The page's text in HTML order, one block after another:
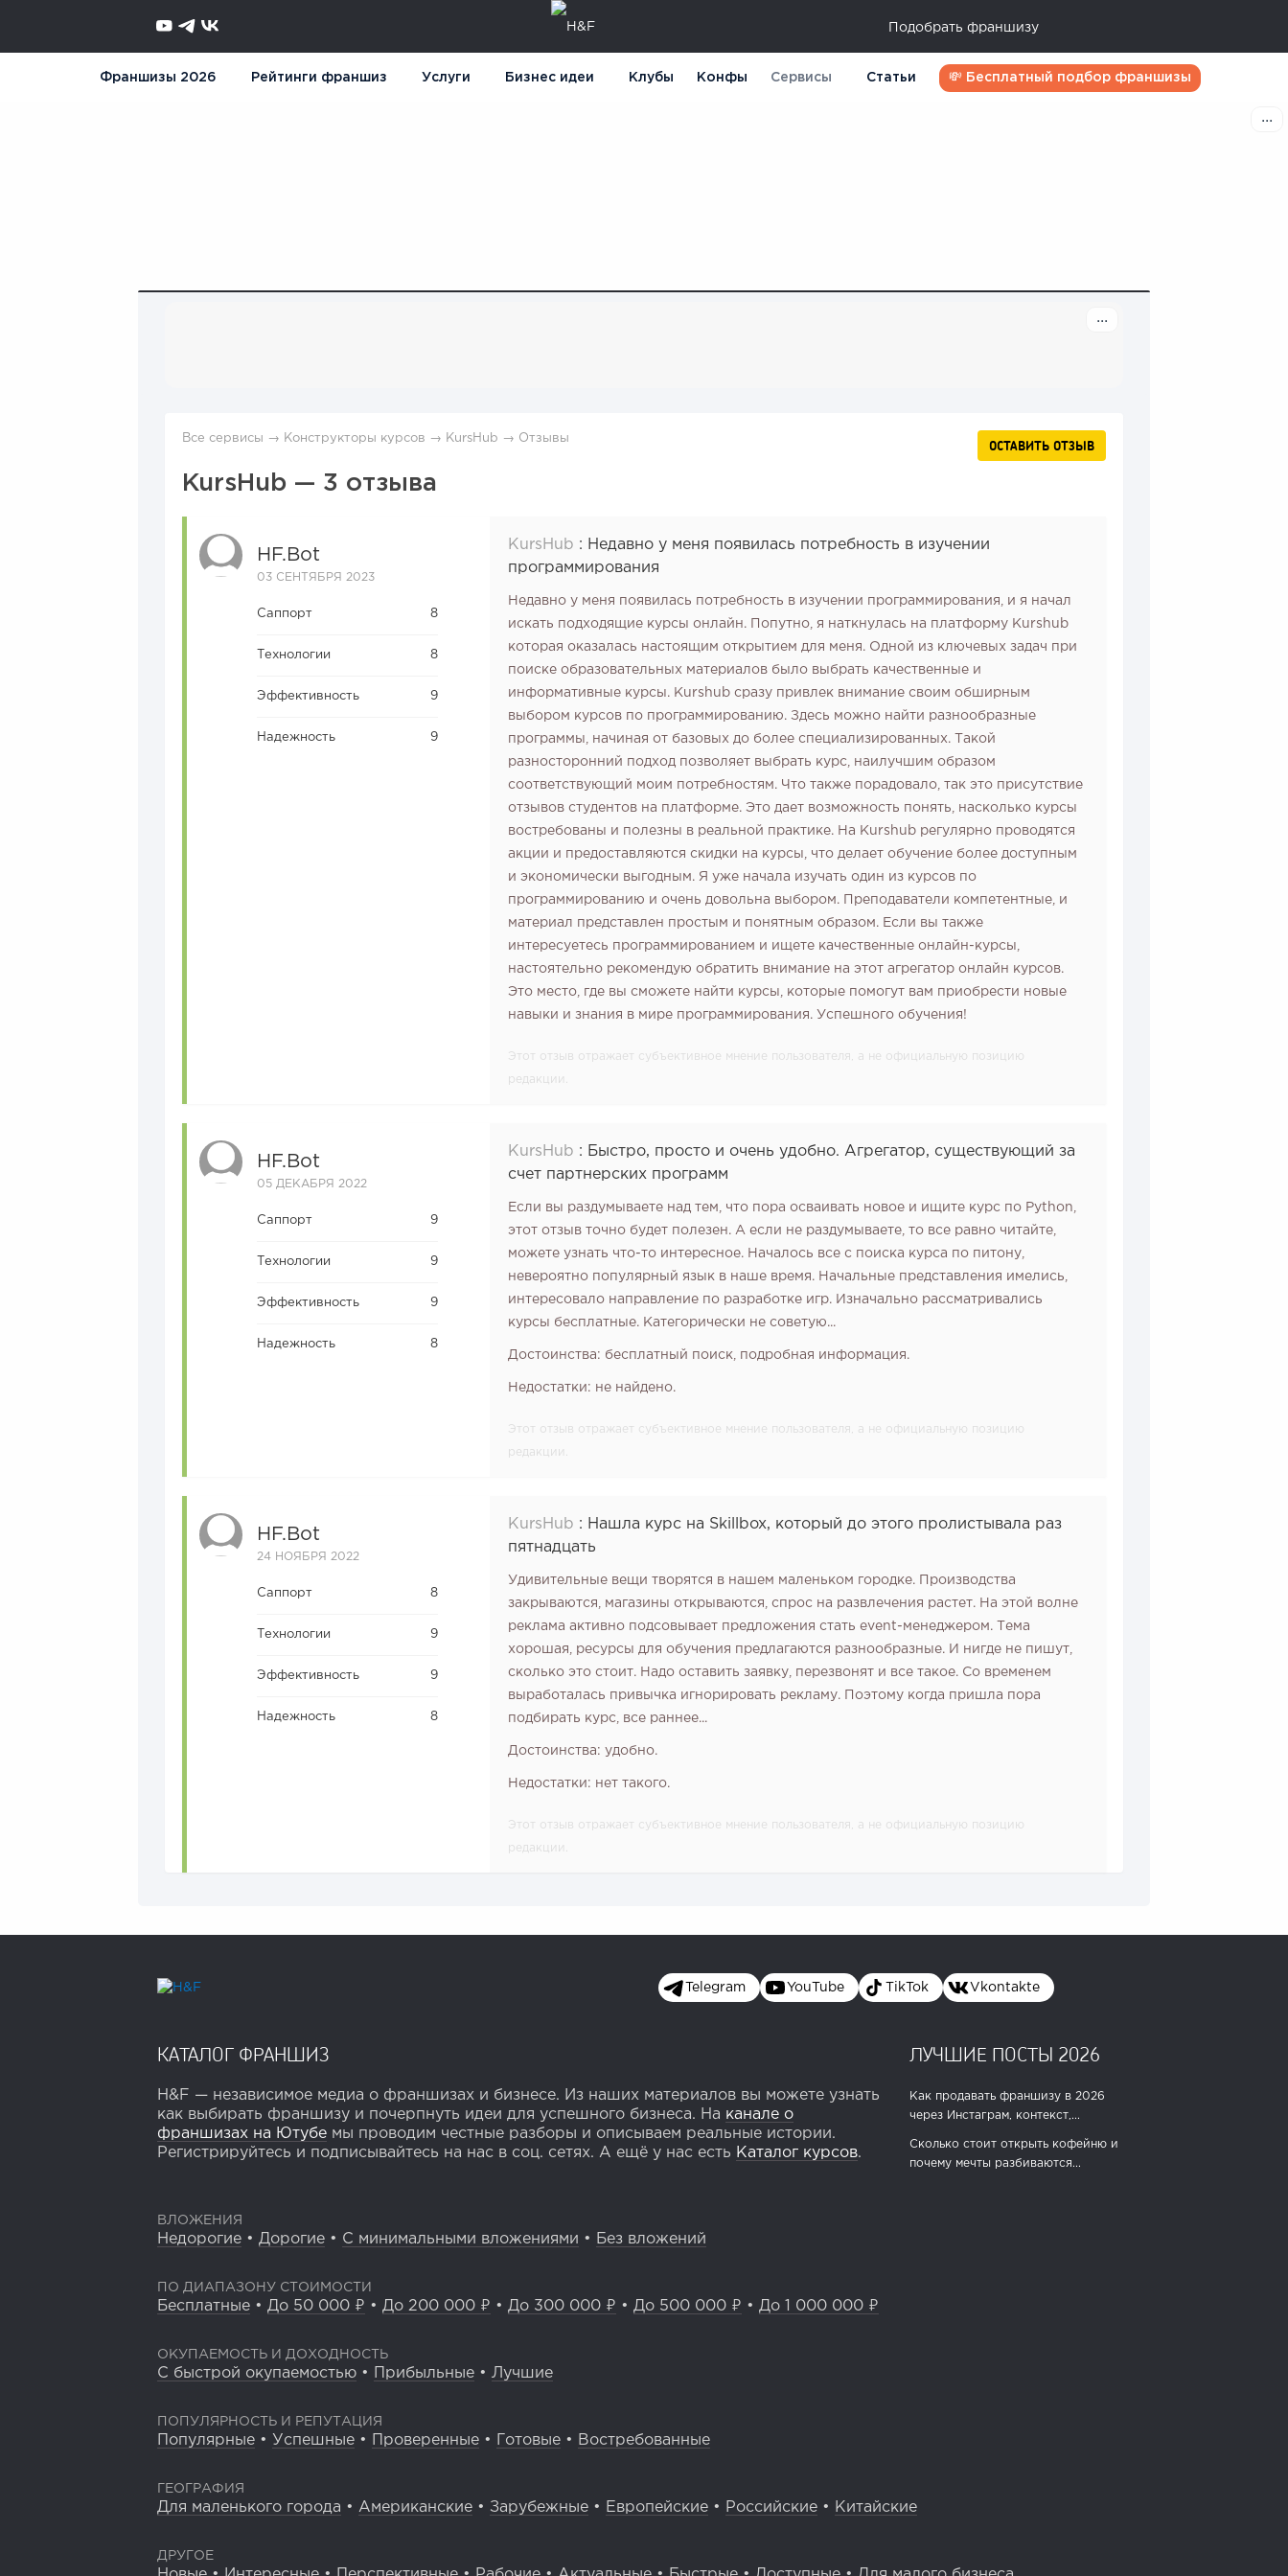
Подобрать франшизу
Франшизы 2026 Рейтинги франшиз Услуги Бизнес идеи Клубы Конфы Сервисы Статьи 💸 Бесплатный подбор франшизы
Все сервисы → Конструкторы курсов → KursHub → Отзывы ОСТАВИТЬ ОТЗЫВ
KursHub — 3 отзыва
HF.bot
03 СЕНТЯБРЯ 2023
Саппорт 8
Технологии 8
Эффективность 9
Надежность 9
KursHub : Недавно у меня появилась потребность в изучении
программирования
Недавно у меня появилась потребность в изучении программирования, и я начал
искать подходящие курсы онлайн. Попутно, я наткнулась на платформу Kurshub
которая оказалась настоящим открытием для меня. Одной из ключевых задач при
поиске образовательных материалов было выбрать качественные и
информативные курсы. Kurshub сразу привлек внимание своим обширным
выбором курсов по программированию. Здесь можно найти разнообразные
программы, начиная от базовых до более специализированных. Такой
разносторонний подход позволяет выбрать курс, наилучшим образом
соответствующий моим потребностям. Что также порадовало, так это присутствие
отзывов студентов на платформе. Это дает возможность понять, насколько курсы
востребованы и полезны в реальной практике. На Kurshub регулярно проводятся
акции и предоставляются скидки на курсы, что делает обучение более доступным
и экономически выгодным. Я уже начала изучать один из курсов по
программированию и очень довольна выбором. Преподаватели компетентные, и
материал представлен простым и понятным образом. Если вы также
интересуетесь программированием и ищете качественные онлайн-курсы,
настоятельно рекомендую обратить внимание на этот агрегатор онлайн курсов.
Это место, где вы сможете найти курсы, которые помогут вам приобрести новые
навыки и знания в мире программирования. Успешного обучения!
Этот отзыв отражает субъективное мнение пользователя, а не официальную позицию
редакции.
HF.bot
05 ДЕКАБРЯ 2022
Саппорт 9
Технологии 9
Эффективность 9
Надежность 8
KursHub : Быстро, просто и очень удобно. Агрегатор, существующий за
счет партнерских программ
Если вы раздумываете над тем, что пора осваивать новое и ищите курс по Python,
этот отзыв точно будет полезен. А если не раздумываете, то все равно читайте,
можете узнать что-то интересное. Началось все с поиска курса по питону,
невероятно популярный язык в наше время. Начальные представления имелись,
интересовало направление по разработке игр. Изначально рассматривались
курсы бесплатные. Категорически не советую...
Достоинства: бесплатный поиск, подробная информация.
Недостатки: не найдено.
Этот отзыв отражает субъективное мнение пользователя, а не официальную позицию
редакции.
HF.bot
24 НОЯБРЯ 2022
Саппорт 8
Технологии 9
Эффективность 9
Надежность 8
KursHub : Нашла курс на Skillbox, который до этого пролистывала раз
пятнадцать
Удивительные вещи творятся в нашем маленьком городке. Производства
закрываются, магазины открываются, спрос на развлечения растет. На этой волне
реклама активно подсовывает предложения стать event-менеджером. Тема
хорошая, ресурсы для обучения предлагаются разнообразные. И нигде не пишут,
сколько это стоит. Надо оставить заявку, перезвонят и все такое. Со временем
выработалась привычка игнорировать рекламу. Поэтому когда пришла пора
подбирать курс, все раннее...
Достоинства: удобно.
Недостатки: нет такого.
Этот отзыв отражает субъективное мнение пользователя, а не официальную позицию
редакции.
Telegram YouTube TikTok Vkontakte
КАТАЛОГ ФРАНШИЗ
H&F — независимое медиа о франшизах и бизнесе. Из наших материалов вы можете узнать
как выбирать франшизу и почерпнуть идеи для успешного бизнеса. На канале о
франшизах на Ютубе мы проводим честные разборы и описываем реальные истории.
Регистрируйтесь и подписывайтесь на нас в соц. сетях. А ещё у нас есть Каталог курсов.
ЛУЧШИЕ ПОСТЫ 2026
Как продавать франшизу в 2026
через Инстаграм, контекст,...
Сколько стоит открыть кофейню и
почему мечты разбиваются...
ВЛОЖЕНИЯ
Недорогие • Дорогие • С минимальными вложениями • Без вложений
ПО ДИАПАЗОНУ СТОИМОСТИ
Бесплатные • До 50 000 ₽ • До 200 000 ₽ • До 300 000 ₽ • До 500 000 ₽ • До 1 000 000 ₽
ОКУПАЕМОСТЬ И ДОХОДНОСТЬ
С быстрой окупаемостью • Прибыльные • Лучшие
ПОПУЛЯРНОСТЬ И РЕПУТАЦИЯ
Популярные • Успешные • Проверенные • Готовые • Востребованные
ГЕОГРАФИЯ
Для маленького города • Американские • Зарубежные • Европейские • Российские • Китайские
ДРУГОЕ